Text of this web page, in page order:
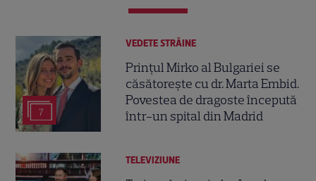
7
VEDETE STRĂINE
Prințul Mirko al Bulgariei se
căsătorește cu dr. Marta Embid.
Povestea de dragoste începută
într-un spital din Madrid
TELEVIZIUNE